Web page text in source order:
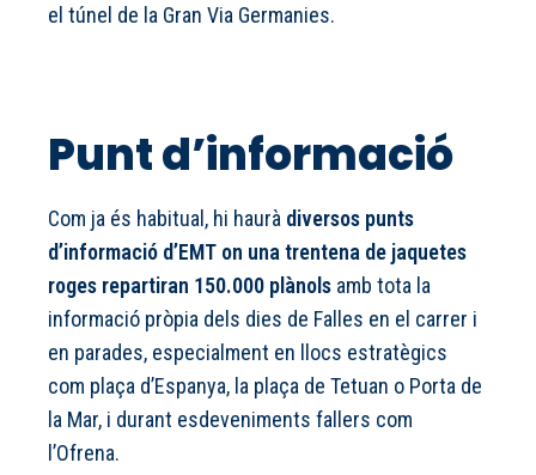
el túnel de la Gran Via Germanies.
Punt d’informació
Com ja és habitual, hi haurà diversos punts
d’informació d’EMT on una trentena de jaquetes
roges repartiran 150.000 plànols amb tota la
informació pròpia dels dies de Falles en el carrer i
en parades, especialment en llocs estratègics
com plaça d’Espanya, la plaça de Tetuan o Porta de
la Mar, i durant esdeveniments fallers com
l’Ofrena.